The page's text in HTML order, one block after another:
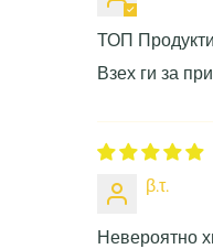
ТОП Продукти
Взех ги за
β.τ.
Невероятно